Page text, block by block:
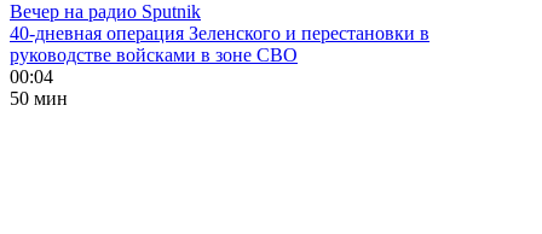
Вечер на радио Sputnik
40-дневная операция Зеленского и перестановки в
руководстве войсками в зоне СВО
00:04
50 мин